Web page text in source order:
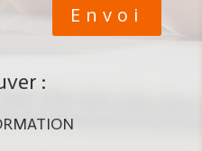
Envoi
: